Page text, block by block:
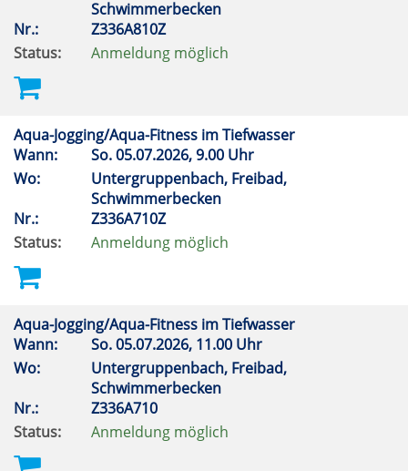
Schwimmerbecken
Nr.:
Z336A810Z
Status:
Anmeldung möglich
Aqua-Jogging/Aqua-Fitness im Tiefwasser
Wann:
So.05.07.2026, 9.00 Uhr
Wo:
Untergruppenbach, Freibad,
Schwimmerbecken
Nr.:
Z336A710Z
Status:
Anmeldung möglich
Aqua-Jogging/Aqua-Fitness im Tiefwasser
Wann:
So.05.07.2026, 11.00 Uhr
Wo:
Untergruppenbach, Freibad,
Schwimmerbecken
Nr.:
Z336A710
Status:
Anmeldung möglich